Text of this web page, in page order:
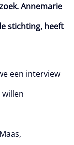
Annemarie
stichting, heeft
een interview
willen